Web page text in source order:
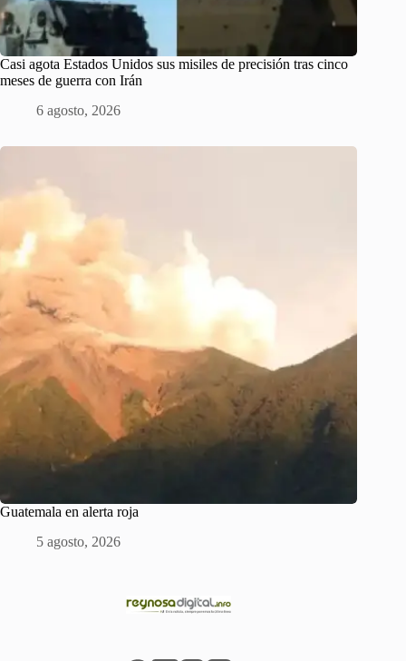
Casi agota Estados Unidos sus misiles de precisión tras cinco
meses de guerra con Irán
6 agosto, 2026
Guatemala en alerta roja
5 agosto, 2026